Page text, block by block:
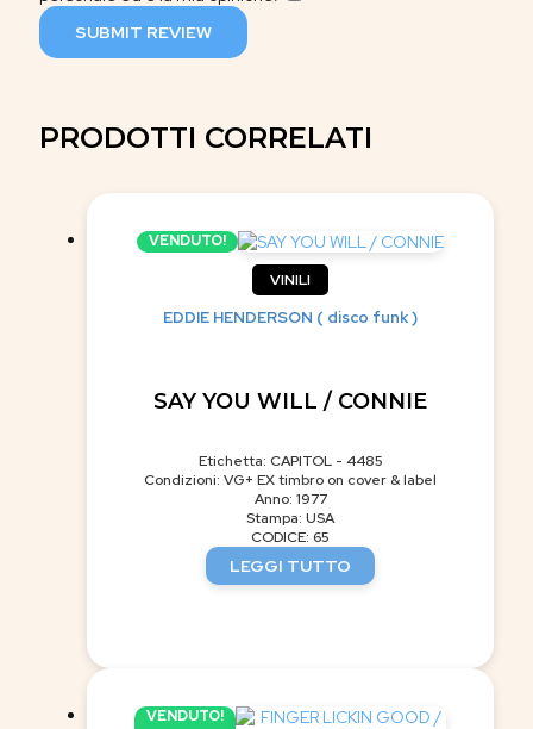
SUBMIT REVIEW
PRODOTTI CORRELATI
VENDUTO!
VINILI
EDDIE HENDERSON ( disco funk )
SAY YOU WILL / CONNIE
Etichetta: CAPITOL - 4485
Condizioni: VG+ EX timbro on cover & label
Anno: 1977
Stampa: USA
CODICE: 65
LEGGI TUTTO
VENDUTO!